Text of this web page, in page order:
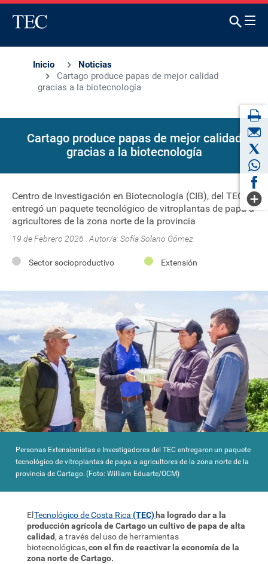
Inicio
Noticias
Cartago produce papas de mejor calidad
gracias a la biotecnología
Cartago produce papas de mejor calidad
gracias a la biotecnología
Centro de Investigación en Biotecnología (CIB), del TEC,
entregó un paquete tecnológico de vitroplantas de papa a
agricultores de la zona norte de la provincia
19 de Febrero 2026 . Autor/a:Sofía Solano Gómez
Sector socioproductivo Extensión
Personas Extensionistas e Investigadores del TEC entregaron un paquete
tecnológico de vitroplantas de papa a agricultores de la zona norte de la
provincia de Cartago. (Foto: William Eduarte/OCM)
El Tecnológico de Costa Rica (TEC) ha logrado dar a la
producción agrícola de Cartago un cultivo de papa de alta
calidad, a través del uso de herramientas
biotecnológicas,con el fin de reactivar la economía de la
zona norte de Cartago.